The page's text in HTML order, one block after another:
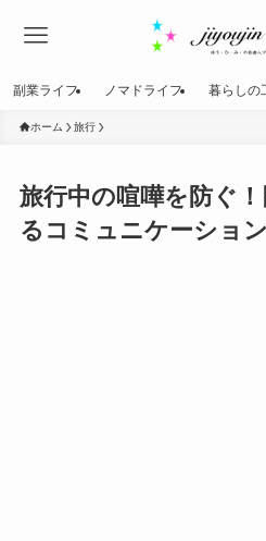
副業ライフ ノマドライフ 暮らしの
ホーム 旅行
旅行中の喧嘩を防ぐ
るコミュニケーショ